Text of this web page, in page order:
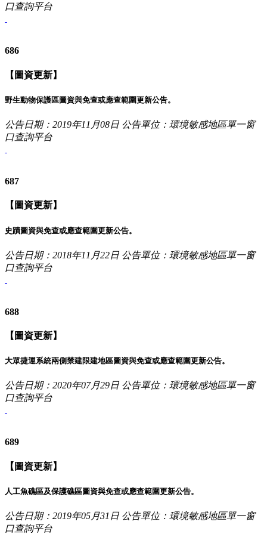
口查詢平台
686
【圖資更新】
野生動物保護區圖資與免查或應查範圍更新公告。
公告日期：2019年11月08日 公告單位：環境敏感地區單一窗
口查詢平台
687
【圖資更新】
史蹟圖資與免查或應查範圍更新公告。
公告日期：2018年11月22日 公告單位：環境敏感地區單一窗
口查詢平台
688
【圖資更新】
大眾捷運系統兩側禁建限建地區圖資與免查或應查範圍更新公告。
公告日期：2020年07月29日 公告單位：環境敏感地區單一窗
口查詢平台
689
【圖資更新】
人工魚礁區及保護礁區圖資與免查或應查範圍更新公告。
公告日期：2019年05月31日 公告單位：環境敏感地區單一窗
口查詢平台